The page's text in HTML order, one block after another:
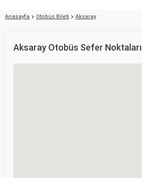
Anasayfa Otobüs Bileti Aksaray
Aksaray Otobüs Sefer Noktaları